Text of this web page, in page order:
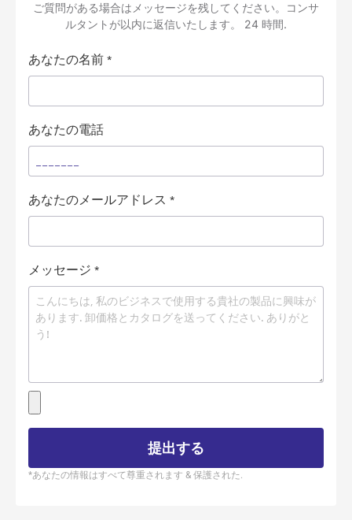
ご質問がある場合はメッセージを残してください。コンサ
ルタントが以内に返信いたします。 24 時間.
あなたの名前 *
あなたの電話
あなたのメールアドレス *
メッセージ *
提出する
*あなたの情報はすべて尊重されます & 保護された.